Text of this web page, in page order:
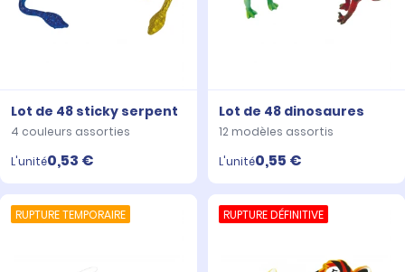
Lot de 48 sticky serpent
4 couleurs assorties
L'unité0,53 €
Lot de 48 dinosaures
12 modèles assortis
L'unité0,55 €
RUPTURE TEMPORAIRE RUPTURE DÉFINITIVE